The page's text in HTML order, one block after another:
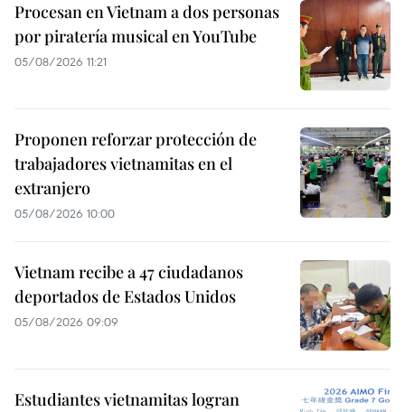
Procesan en Vietnam a dos personas
por piratería musical en YouTube
05/08/2026 11:21
Proponen reforzar protección de
trabajadores vietnamitas en el
extranjero
05/08/2026 10:00
Vietnam recibe a 47 ciudadanos
deportados de Estados Unidos
05/08/2026 09:09
Estudiantes vietnamitas logran